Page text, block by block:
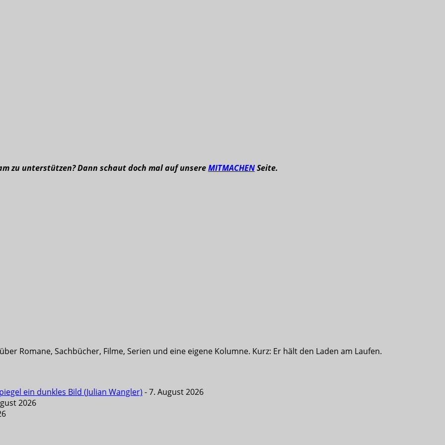
zu unterstützen? Dann schaut doch mal auf unsereMITMACHENSeite.
Romane, Sachbücher, Filme, Serien und eine eigene Kolumne. Kurz: Er hält den Laden am Laufen.
ein dunkles Bild (Julian Wangler) - 7. August 2026
2026